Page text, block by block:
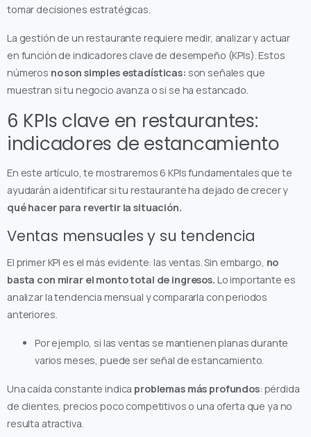
tomar decisiones estratégicas.
La gestión de un restaurante requiere medir, analizar y actuar
en función de indicadores clave de desempeño (KPIs). Estos
números no son simples estadísticas: son señales que
muestran si tu negocio avanza o si se ha estancado.
6 KPIs clave en restaurantes:
indicadores de estancamiento
En este artículo, te mostraremos 6 KPIs fundamentales que te
ayudarán a identificar si tu restaurante ha dejado de crecer y
qué hacer para revertir la situación.
Ventas mensuales y su tendencia
El primer KPI es el más evidente: las ventas. Sin embargo, no
basta con mirar el monto total de ingresos. Lo importante es
analizar la tendencia mensual y compararla con periodos
anteriores.
Por ejemplo, si las ventas se mantienen planas durante
varios meses, puede ser señal de estancamiento.
Una caída constante indica problemas más profundos: pérdida
de clientes, precios poco competitivos o una oferta que ya no
resulta atractiva.